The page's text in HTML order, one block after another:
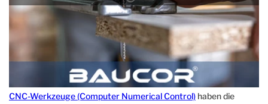
Revolutionierung der Möbel- und
Holzverarbeitung: Die Rolle von
CNC-Werkzeugen
CNC-Werkzeuge (Computer Numerical Control) haben die